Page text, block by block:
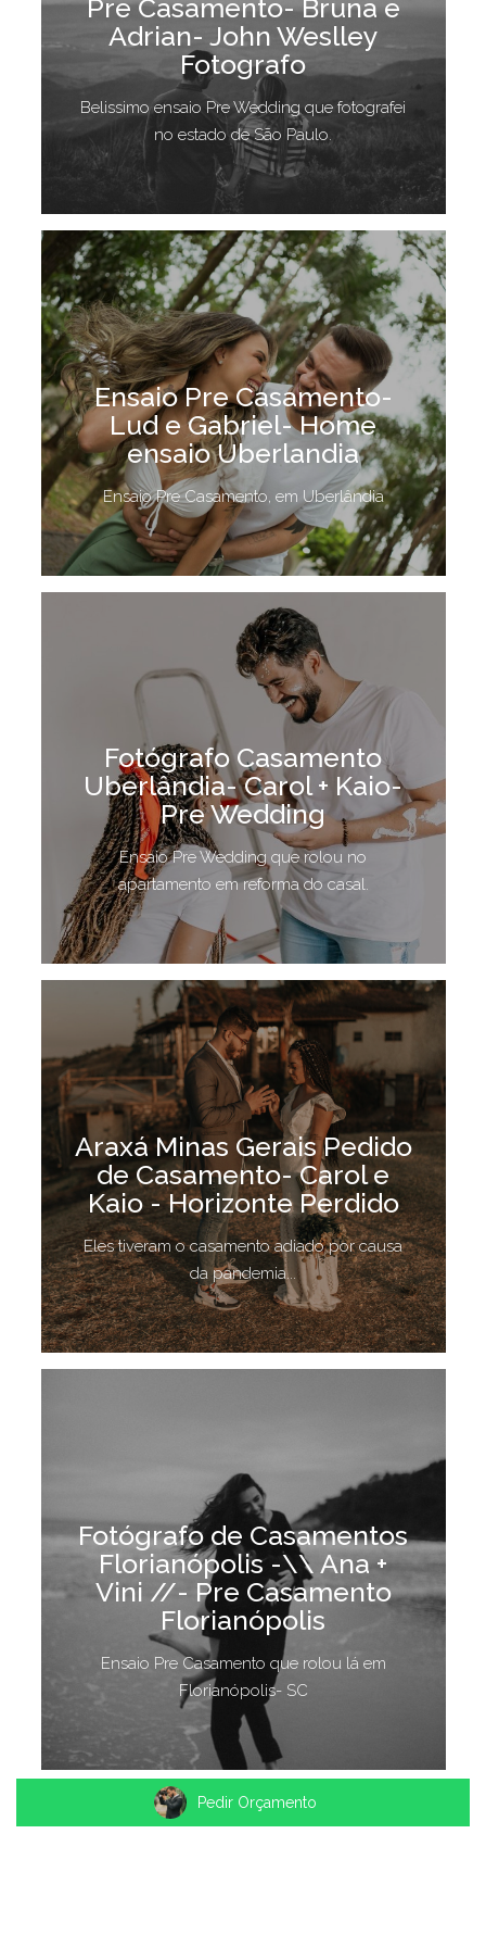
Pre Casamento- Bruna e
Adrian- John Weslley
Fotografo
Belissimo ensaio Pre Wedding que fotografei
no estado de São Paulo.
Ensaio Pre Casamento-
Lud e Gabriel- Home
ensaio Uberlandia
Ensaio Pre Casamento, em Uberlândia
Fotógrafo Casamento
Uberlândia- Carol + Kaio-
Pre Wedding
Ensaio Pre Wedding que rolou no
apartamento em reforma do casal.
Araxá Minas Gerais Pedido
de Casamento- Carol e
Kaio - Horizonte Perdido
Eles tiveram o casamento adiado por causa
da pandemia...
Fotógrafo de Casamentos
Florianópolis -\\ Ana +
Vini //- Pre Casamento
Florianópolis
Ensaio Pre Casamento que rolou lá em
Florianópolis- SC
Pedir Orçamento